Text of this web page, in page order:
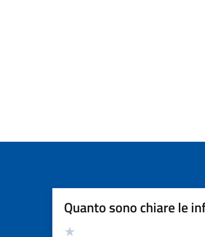
Quanto sono chiare le
Valutazione